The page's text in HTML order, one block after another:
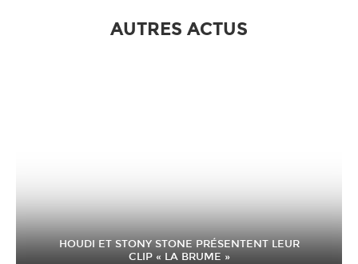
AUTRES ACTUS
HOUDI ET STONY STONE PRÉSENTENT LEUR
CLIP « LA BRUME »